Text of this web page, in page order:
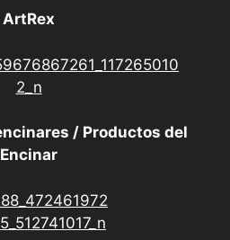
ArtRex
/ Productos del
Encinar